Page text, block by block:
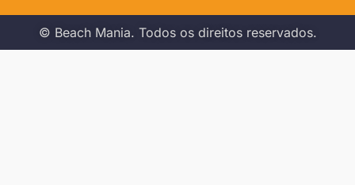
© Beach Mania. Todos os direitos reservados.